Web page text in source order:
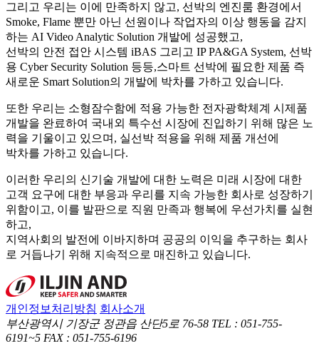
그리고 우리는 이에 만족하지 않고, 선박의 엔진룸 환경에서
Smoke, Flame 뿐만 아닌 선원이나 작업자의 이상 행동을 감지
하는 AI Video Analytic Solution 개발에 성공했고,
선박의 안전 접안 시스템 iBAS 그리고 IP PA&GA System, 선박
용 Cyber Security Solution 등등,스마트 선박에 필요한 제품 즉
새로운 Smart Solution의 개발에 박차를 가하고 있습니다.
또한 우리는 소형잠수함에 적용 가능한 전자광학체계 시제품
개발을 완료하여 국내외 특수선 시장에 진입하기 위해 많은 노
력을 기울이고 있으며, 실선박 적용을 위해 제품 개선에
박차를 가하고 있습니다.
이러한 우리의 신기술 개발에 대한 노력은 미래 시장에 대한
고객 요구에 대한 부응과 우리를 지속 가능한 회사로 성장하기
위함이고, 이를 발판으로 직원 만족과 행복에 우선가치를 실현
하고,
지역사회의 발전에 이바지하며 공공의 이익을 추구하는 회사
로 거듭나기 위해 지속적으로 매진하고 있습니다.
개인정보처리방침 회사소개
부산광역시 기장군 정관읍 산단5로 76-58 TEL : 051-755-
6191~5 FAX : 051-755-6196